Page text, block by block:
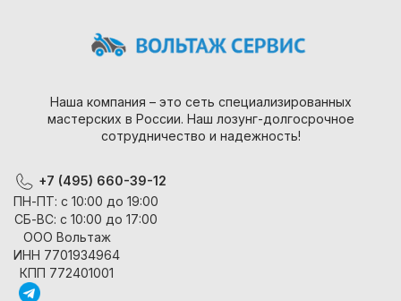
Наша компания – это сеть специализированных
мастерских в России. Наш лозунг-долгосрочное
сотрудничество и надежность!
+7 (495) 660-39-12
ПН-ПТ: с 10:00 до 19:00
СБ-ВС: с 10:00 до 17:00
ООО Вольтаж
ИНН 7701934964
КПП 772401001